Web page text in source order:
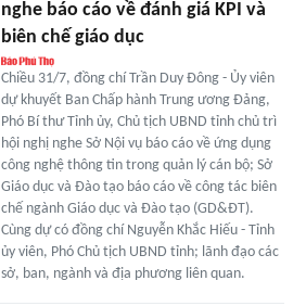
nghe báo cáo về đánh giá KPI và
biên chế giáo dục
Chiều 31/7, đồng chí Trần Duy Đông - Ủy viên
dự khuyết Ban Chấp hành Trung ương Đảng,
Phó Bí thư Tỉnh ủy, Chủ tịch UBND tỉnh chủ trì
hội nghị nghe Sở Nội vụ báo cáo về ứng dụng
công nghệ thông tin trong quản lý cán bộ; Sở
Giáo dục và Đào tạo báo cáo về công tác biên
chế ngành Giáo dục và Đào tạo (GD&ĐT).
Cùng dự có đồng chí Nguyễn Khắc Hiếu - Tỉnh
ủy viên, Phó Chủ tịch UBND tỉnh; lãnh đạo các
sở, ban, ngành và địa phương liên quan.